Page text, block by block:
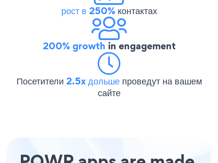
рост в 250%контактах
200% growth in engagement
Посетители 2.5x дольше проведут на вашем
сайте